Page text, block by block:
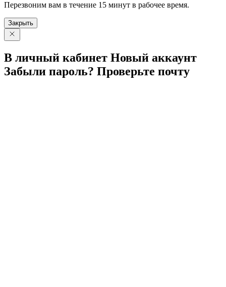
Перезвоним вам в течение 15 минут в рабочее время.
Закрыть
В личный кабинет Новый аккаунт
Забыли пароль? Проверьте почту